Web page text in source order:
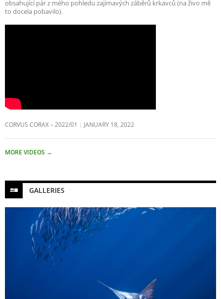
obsahující pár z mého pohledu zajímavých záběrů krkavců (na živo mě
to docela pobavilo).
CORVUS CORAX – 2022/01 JANUARY 18, 2022
MORE VIDEOS →
GALLERIES